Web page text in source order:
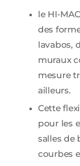
le HI-
des
lavabos,
muraux
mesure
ailleurs.
Cette
pour les
salles de
courbes